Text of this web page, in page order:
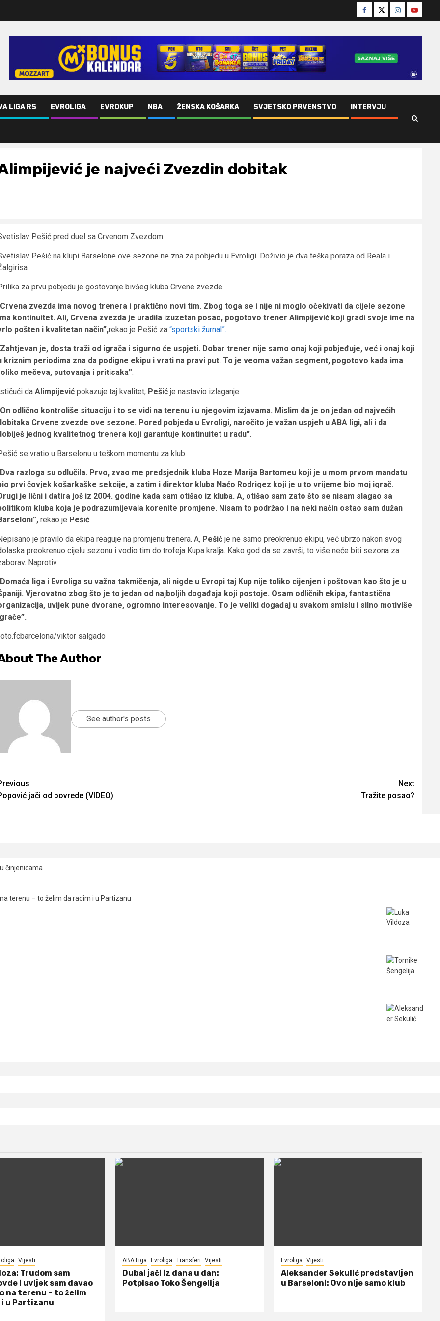
Facebook
TwitterInstagram
Youtube
LIGA RS EVROLIGA EVROKUP NBA ŽENSKA KOŠARKA SVJETSKO PRVENSTVO INTERVJU
je najveći Zvezdin dobitak
Pešić pred duel sa Crvenom Zvezdom.
Pešić na klupi Barselone ove sezone ne zna za pobjedu u Evroligi. Doživio je dva teška poraza od Reala i
za prvu pobjedu je gostovanje bivšeg kluba Crvene zvezde.
Crvena zvezda ima novog trenera i praktično novi tim. Zbog toga se i nije ni moglo očekivati da cijele sezone
kontinuitet. Ali, Crvena zvezda je uradila izuzetan posao, pogotovo trener Alimpijević koji gradi svoje ime na
pošten i kvalitetan način”,rekao je Pešić za “sportski žurnal”.
Zahtjevan je, dosta traži od igrača i sigurno će uspjeti. Dobar trener nije samo onaj koji pobjeđuje, već i onaj koji
kriznim periodima zna da podigne ekipu i vrati na pravi put. To je veoma važan segment, pogotovo kada ima
mečeva, putovanja i pritisaka”.
da Alimpijević pokazuje taj kvalitet, Pešić je nastavio izlaganje:
On odlično kontroliše situaciju i to se vidi na terenu i u njegovim izjavama. Mislim da je on jedan od najvećih
Crvene zvezde ove sezone. Pored pobjeda u Evroligi, naročito je važan uspjeh u ABA ligi, ali i da
jednog kvalitetnog trenera koji garantuje kontinuitet u radu”.
se vratio u Barselonu u teškom momentu za klub.
Dva razloga su odlučila. Prvo, zvao me predsjednik kluba Hoze Marija Bartomeu koji je u mom prvom mandatu
prvi čovjek košarkaške sekcije, a zatim i direktor kluba Naćo Rodrigez koji je u to vrijeme bio moj igrač.
je lični i datira još iz 2004. godine kada sam otišao iz kluba. A, otišao sam zato što se nisam slagao sa
kluba koja je podrazumijevala korenite promjene. Nisam to podržao i na neki način ostao sam dužan
rekao je Pešić.
je pravilo da ekipa reaguje na promjenu trenera. A, Pešić je ne samo preokrenuo ekipu, već ubrzo nakon svog
preokrenuo cijelu sezonu i vodio tim do trofeja Kupa kralja. Kako god da se završi, to više neće biti sezona za
Naprotiv.
Domaća liga i Evroliga su važna takmičenja, ali nigde u Evropi taj Kup nije toliko cijenjen i poštovan kao što je u
Vjerovatno zbog što je to jedan od najboljih događaja koji postoje. Osam odličnih ekipa, fantastična
uvijek pune dvorane, ogromno interesovanje. To je veliki događaj u svakom smislu i silno motiviše
viktor salgado
The Author
See author's posts
jači od povrede (VIDEO)
Next
Tražite posao?
činjenicama
terenu – to želim da radim i u Partizanu
Vijesti
Trudom sam
i uvijek sam davao
na terenu – to želim
u Partizanu
ABA Liga Evroliga Transferi Vijesti
Dubai jači iz dana u dan:
Potpisao Toko Šengelija
Evroliga Vijesti
Aleksander Sekulić predstavljen
u Barseloni: Ovo nije samo klub